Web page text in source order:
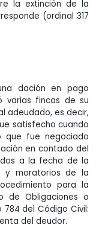
la extinción de la
(ordinal 317
dación en pago
varias fincas de su
adeudado, es decir,
satisfecho cuando
que fue negociado
en contado del
a la fecha de la
y moratorios de la
para la
de Obligaciones o
del Código Civil:
del deudor.